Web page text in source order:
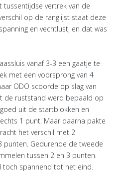
vertrek van de
op de ranglijst staat deze
en vechtlust, en dat was
vanaf 3-3 een gaatje te
met een voorsprong van 4
ODO scoorde op slag van
de ruststand werd bepaald op
uit de startblokken en
1 punt. Maar daarna pakte
het verschil met 2
Gedurende de tweede
tussen 2 en 3 punten.
spannend tot het eind.